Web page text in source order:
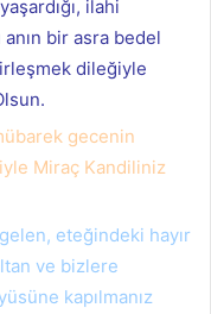
ilahi
bir asra bedel
dileğiyle
gecenin
Miraç Kandiliniz
eteğindeki hayır
ve bizlere
kapılmanız